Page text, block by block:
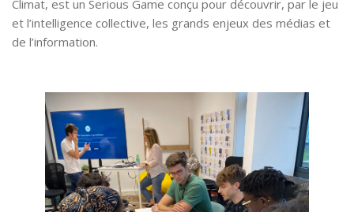
Climat, est un Serious Game conçu pour découvrir, par le jeu
et l’intelligence collective, les grands enjeux des médias et
de l’information.